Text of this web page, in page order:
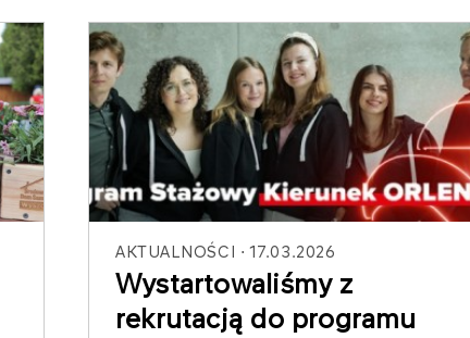
AKTUALNOŚCI 17.03.2026
Wystartowaliśmy z
rekrutacją do programu